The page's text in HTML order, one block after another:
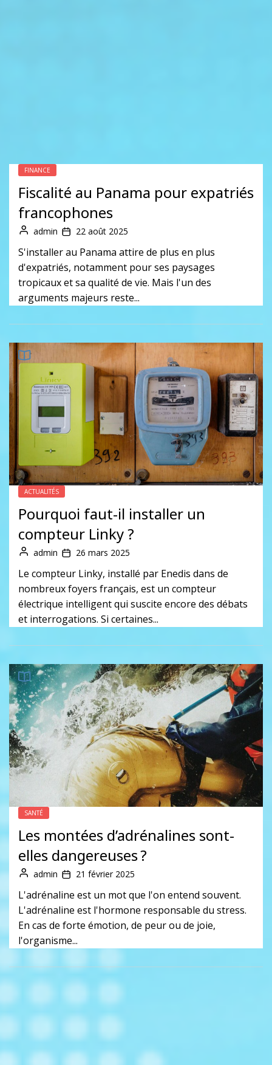
FINANCE
Fiscalité au Panama pour expatriés
francophones
admin 22 août 2025
S'installer au Panama attire de plus en plus
d'expatriés, notamment pour ses paysages
tropicaux et sa qualité de vie. Mais l'un des
arguments majeurs reste...
ACTUALITÉS
Pourquoi faut-il installer un
compteur Linky ?
admin 26 mars 2025
Le compteur Linky, installé par Enedis dans de
nombreux foyers français, est un compteur
électrique intelligent qui suscite encore des débats
et interrogations. Si certaines...
SANTÉ
Les montées d’adrénalines sont-
elles dangereuses ?
admin 21 février 2025
L'adrénaline est un mot que l'on entend souvent.
L'adrénaline est l'hormone responsable du stress.
En cas de forte émotion, de peur ou de joie,
l'organisme...